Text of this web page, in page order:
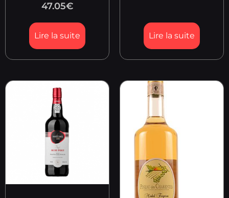
47.05€
Lire la suite Lire la suite